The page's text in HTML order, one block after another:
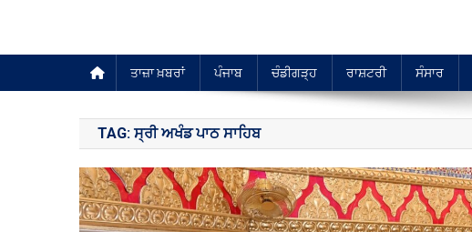
ਤਾਜ਼ਾ ਖ਼ਬਰਾਂ ਪੰਜਾਬ ਚੰਡੀਗੜ੍ਹ ਰਾਸ਼ਟਰੀ ਸੰਸਾਰ
TAG:ਸ੍ਰੀ ਅਖੰਡ ਪਾਠ ਸਾਹਿਬ